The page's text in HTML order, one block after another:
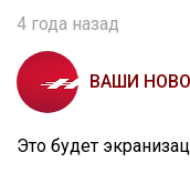
4 года назад
ВАШИ
Это будет